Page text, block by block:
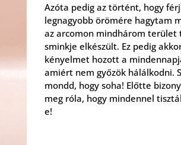
Azóta pedig az történt, hogy
legnagyobb örömére hagytam
az arcomon mindhárom terület
sminkje elkészült. Ez pedig
kényelmet hozott a
amiért nem győzök hálálkodni.
mondd, hogy soha! Előtte
meg róla, hogy mindennel
e!